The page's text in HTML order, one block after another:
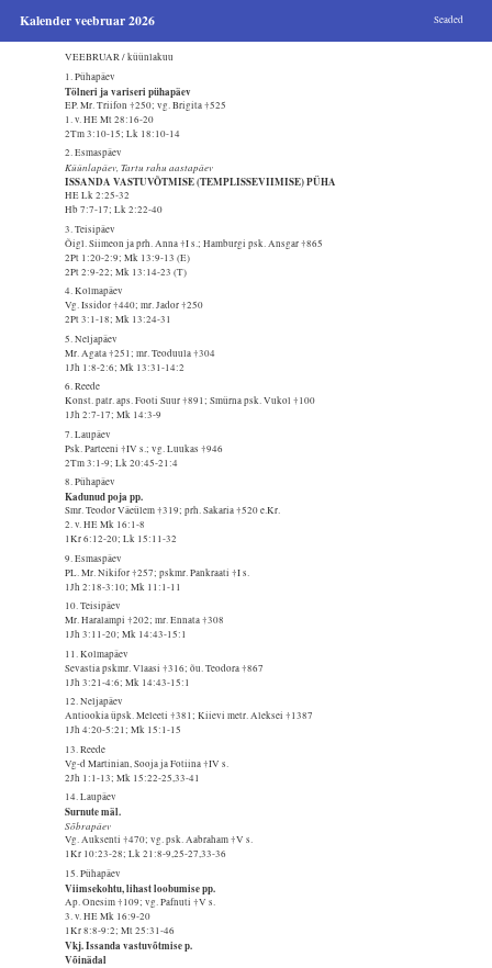
Kalender veebruar 2026 Seaded
VEEBRUAR / küünlakuu
1. Pühapäev
Tölneri ja variseri pühapäev
EP. Mr. Triifon †250; vg. Brigita †525
1. v. HE Mt 28:16-20
2Tm 3:10-15; Lk 18:10-14
2. Esmaspäev
Küünlapäev, Tartu rahu aastapäev
ISSANDA VASTUVÕTMISE (TEMPLISSEVIIMISE) PÜHA
HE Lk 2:25-32
Hb 7:7-17; Lk 2:22-40
3. Teisipäev
Õigl. Siimeon ja prh. Anna †I s.; Hamburgi psk. Ansgar †865
2Pt 1:20-2:9; Mk 13:9-13 (E)
2Pt 2:9-22; Mk 13:14-23 (T)
4. Kolmapäev
Vg. Issidor †440; mr. Jador †250
2Pt 3:1-18; Mk 13:24-31
5. Neljapäev
Mr. Agata †251; mr. Teoduula †304
1Jh 1:8-2:6; Mk 13:31-14:2
6. Reede
Konst. patr. aps. Footi Suur †891; Smürna psk. Vukol †100
1Jh 2:7-17; Mk 14:3-9
7. Laupäev
Psk. Parteeni †IV s.; vg. Luukas †946
2Tm 3:1-9; Lk 20:45-21:4
8. Pühapäev
Kadunud poja pp.
Smr. Teodor Väeülem †319; prh. Sakaria †520 e.Kr.
2. v. HE Mk 16:1-8
1Kr 6:12-20; Lk 15:11-32
9. Esmaspäev
PL. Mr. Nikifor †257; pskmr. Pankraati †I s.
1Jh 2:18-3:10; Mk 11:1-11
10. Teisipäev
Mr. Haralampi †202; mr. Ennata †308
1Jh 3:11-20; Mk 14:43-15:1
11. Kolmapäev
Sevastia pskmr. Vlaasi †316; õu. Teodora †867
1Jh 3:21-4:6; Mk 14:43-15:1
12. Neljapäev
Antiookia üpsk. Meleeti †381; Kiievi metr. Aleksei †1387
1Jh 4:20-5:21; Mk 15:1-15
13. Reede
Vg-d Martinian, Sooja ja Fotiina †IV s.
2Jh 1:1-13; Mk 15:22-25,33-41
14. Laupäev
Surnute mäl.
Sõbrapäev
Vg. Auksenti †470; vg. psk. Aabraham †V s.
1Kr 10:23-28; Lk 21:8-9,25-27,33-36
15. Pühapäev
Viimsekohtu, lihast loobumise pp.
Ap. Onesim †109; vg. Pafnuti †V s.
3. v. HE Mk 16:9-20
1Kr 8:8-9:2; Mt 25:31-46
Vkj. Issanda vastuvõtmise p.
Võinädal